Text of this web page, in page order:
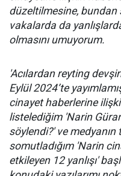
düzeltilmesine,
vakalarda da
olmasını umuyorum.
'Acılardan reyting
Eylül 2024’te
cinayet haberlerine
listelediğim 'Narin
söylendi?' ve medyanın
somutladığım 'Narin
etkileyen 12 yanlışı'